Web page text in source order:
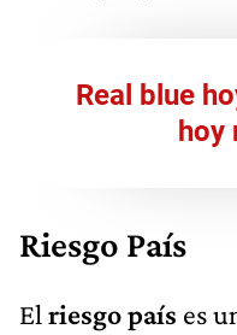
Real blue
hoy
Riesgo País
El riesgo país es